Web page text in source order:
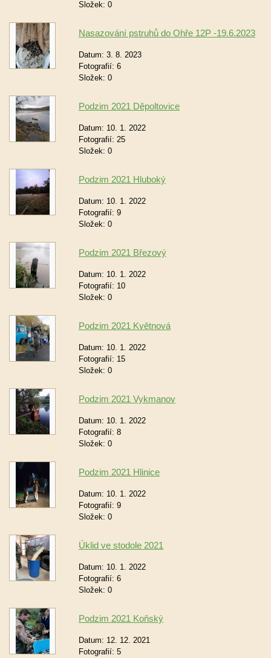
Složek: 0
Nasazování pstruhů do Ohře 12P -19.6.2023
Datum: 3. 8. 2023
Fotografií: 6
Složek: 0
Podzim 2021 Děpoltovice
Datum: 10. 1. 2022
Fotografií: 25
Složek: 0
Podzim 2021 Hluboký
Datum: 10. 1. 2022
Fotografií: 9
Složek: 0
Podzim 2021 Březový
Datum: 10. 1. 2022
Fotografií: 10
Složek: 0
Podzim 2021 Květnová
Datum: 10. 1. 2022
Fotografií: 15
Složek: 0
Podzim 2021 Vykmanov
Datum: 10. 1. 2022
Fotografií: 8
Složek: 0
Podzim 2021 Hlinice
Datum: 10. 1. 2022
Fotografií: 9
Složek: 0
Úklid ve stodole 2021
Datum: 10. 1. 2022
Fotografií: 6
Složek: 0
Podzim 2021 Koňský
Datum: 12. 12. 2021
Fotografií: 5